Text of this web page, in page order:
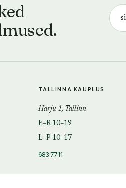
TALLINNA KAUPLUS
Harju 1, Tallinn
E–R 10–19
L–P 10–17
683 7711